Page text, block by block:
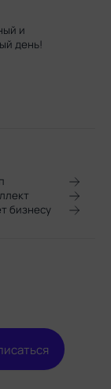
и
день!
бизнесу